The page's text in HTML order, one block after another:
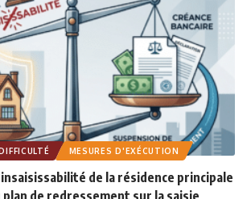
MESURES D'EXÉCUTION
de la résidence principale
de redressement sur la saisie